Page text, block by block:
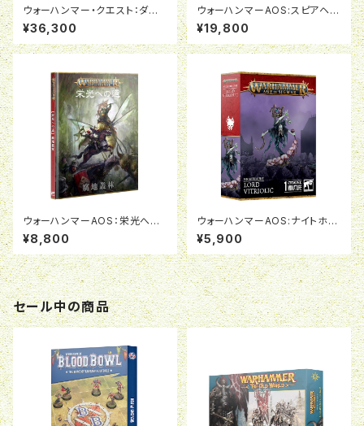
ウォーハンマー・クエスト：ダー
クウォーター（日本語版）
¥36,300
ウォーハンマーAOS:スピアヘッ
ド:ナイトホーント:呪われし咎者
の群れ
¥19,800
ウォーハンマーAOS：栄光への
道：腐地叢林（日本語版）
¥8,800
ウォーハンマーAOS:ナイトホー
ント:ロード・ヴィトリオリック
¥5,900
セール中の商品